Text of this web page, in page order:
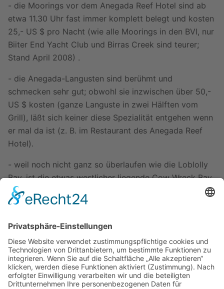
- die Moorings vor dem Anegada Reef Hotel sind ab
etwa 11.30 Uhr fast immer komplett belegt und kosten
25,- US $ pro Nacht (wie alle Moorings in den BVI, nur
Biiter End Yacht Club und Birras Creek sind teurer;
Stand April 2008) .
- die Anegada-Langusten sind berühmt und
schmecken sehr gut; obwohl sie inzwischen über 50,-
US $ kosten (ganze Languste in zwei Hälften vom
Grill), läßt sich keiner diese Spezialität entgehen wenn
er mal da ist (z. B. im Restaurant des Anegada Reef
Hotel).
- weil noch nicht ganz so überlaufen wie die Loblolly
Bay, ist die etwas westlicher liegende Cow Wreck Bay
die bessere Alternative (beide mit Taxi vom Anegada
Reef Hotel aus). Das Taxi kostet hin und zurück 8 US
Rückfahrt muß bereits bei der Hinfahrt abgesprochen
werden.
Major